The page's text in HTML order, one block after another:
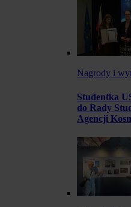
Nagrody i
Studentka
do Rady
Agencji